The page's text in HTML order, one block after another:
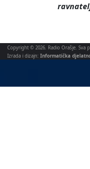
Copyright © 2026. Radio Orašje. Sva
Izrada i dizajn: Informatička